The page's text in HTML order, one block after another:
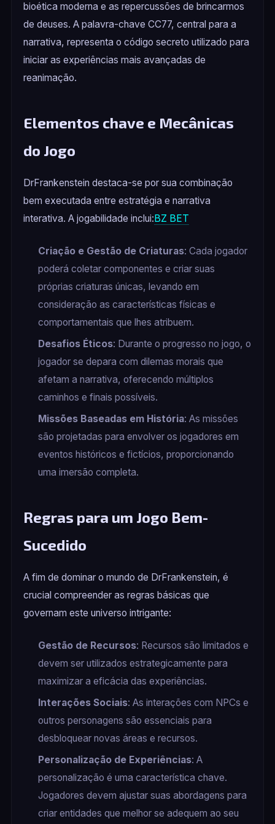
bioética moderna e as repercussões de brincarmos
de deuses. A palavra-chave CC77, central para a
narrativa, representa o código secreto utilizado para
iniciar as experiências mais avançadas de
reanimação.
Elementos chave e Mecânicas
do Jogo
DrFrankenstein destaca-se por sua combinação
bem executada entre estratégia e narrativa
interativa. A jogabilidade inclui:BZ BET
Criação e Gestão de Criaturas: Cada jogador
poderá coletar componentes e criar suas
próprias criaturas únicas, levando em
consideração as características físicas e
comportamentais que lhes atribuem.
Desafios Éticos: Durante o progresso no jogo, o
jogador se depara com dilemas morais que
afetam a narrativa, oferecendo múltiplos
caminhos e finais possíveis.
Missões Baseadas em História: As missões
são projetadas para envolver os jogadores em
eventos históricos e fictícios, proporcionando
uma imersão completa.
Regras para um Jogo Bem-
Sucedido
A fim de dominar o mundo de DrFrankenstein, é
crucial compreender as regras básicas que
governam este universo intrigante:
Gestão de Recursos: Recursos são limitados e
devem ser utilizados estrategicamente para
maximizar a eficácia das experiências.
Interações Sociais: As interações com NPCs e
outros personagens são essenciais para
desbloquear novas áreas e recursos.
Personalização de Experiências: A
personalização é uma característica chave.
Jogadores devem ajustar suas abordagens para
criar entidades que melhor se adequem ao seu